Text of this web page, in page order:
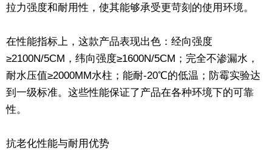
拉力强度和耐用性，使其能够承受更苛刻的使用环境。
在性能指标上，这款产品表现出色：经向强度
≥2100N/5CM，纬向强度≥1600N/5CM；完全不渗漏水，
耐水压值≥2000MM水柱；能耐-20℃的低温；防霉实验达
到一级标准。这些性能保证了产品在各种环境下的可靠
性。
抗老化性能与耐用优势